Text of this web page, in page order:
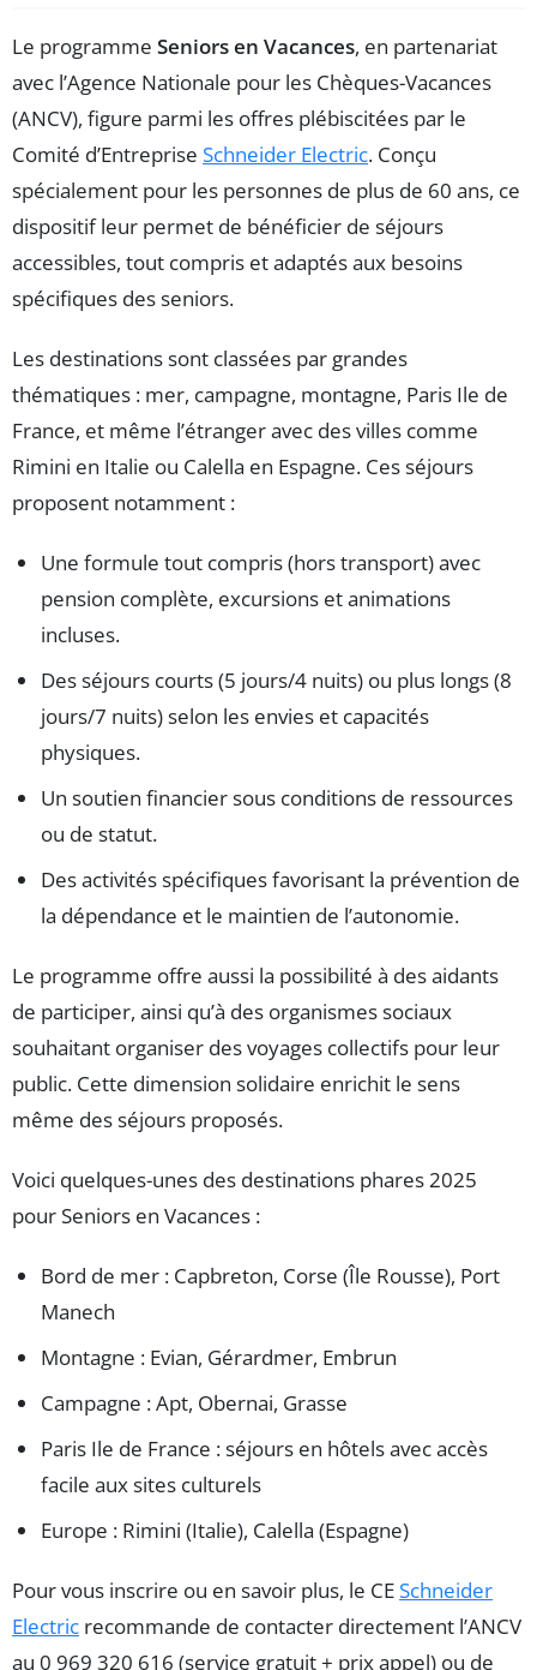
Le programme Seniors en Vacances, en partenariat
avec l’Agence Nationale pour les Chèques-Vacances
(ANCV), figure parmi les offres plébiscitées par le
Comité d’Entreprise Schneider Electric. Conçu
spécialement pour les personnes de plus de 60 ans, ce
dispositif leur permet de bénéficier de séjours
accessibles, tout compris et adaptés aux besoins
spécifiques des seniors.
Les destinations sont classées par grandes
thématiques : mer, campagne, montagne, Paris Ile de
France, et même l’étranger avec des villes comme
Rimini en Italie ou Calella en Espagne. Ces séjours
proposent notamment :
Une formule tout compris (hors transport) avec
pension complète, excursions et animations
incluses.
Des séjours courts (5 jours/4 nuits) ou plus longs (8
jours/7 nuits) selon les envies et capacités
physiques.
Un soutien financier sous conditions de ressources
ou de statut.
Des activités spécifiques favorisant la prévention de
la dépendance et le maintien de l’autonomie.
Le programme offre aussi la possibilité à des aidants
de participer, ainsi qu’à des organismes sociaux
souhaitant organiser des voyages collectifs pour leur
public. Cette dimension solidaire enrichit le sens
même des séjours proposés.
Voici quelques-unes des destinations phares 2025
pour Seniors en Vacances :
Bord de mer : Capbreton, Corse (Île Rousse), Port
Manech
Montagne : Evian, Gérardmer, Embrun
Campagne : Apt, Obernai, Grasse
Paris Ile de France : séjours en hôtels avec accès
facile aux sites culturels
Europe : Rimini (Italie), Calella (Espagne)
Pour vous inscrire ou en savoir plus, le CESchneider
Electric recommande de contacter directement l’ANCV
au 0 969 320 616 (service gratuit + prix appel) ou de